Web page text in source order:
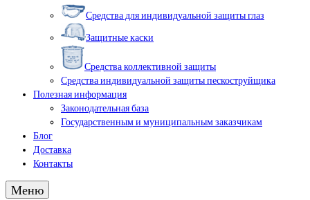
Средства для индивидуальной защиты глаз
Защитные каски
Средства коллективной защиты
Средства индивидуальной защиты пескоструйщика
Полезная информация
Законодательная база
Государственным и муниципальным заказчикам
Блог
Доставка
Контакты
Меню